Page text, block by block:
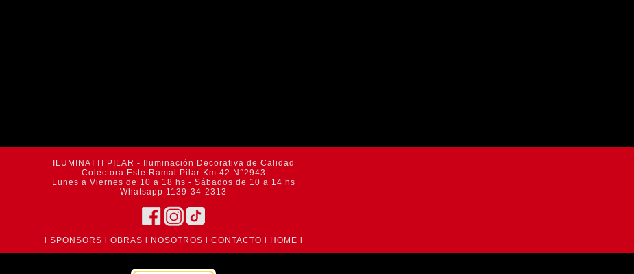
ILUMINATTI PILAR - Iluminación Decorativa de Calidad
Colectora Este Ramal Pilar Km 42 N°2943
Lunes a Viernes de 10 a 18 hs - Sábados de 10 a 14 hs
Whatsapp 1139-34-2313
SPONSORS OBRAS NOSOTROS CONTACTO HOME